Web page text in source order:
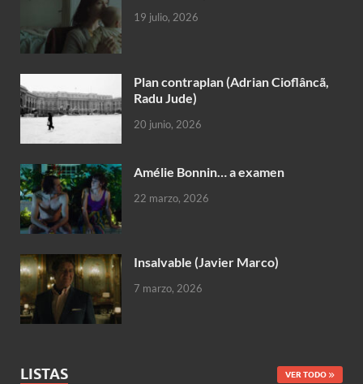
19 julio, 2026
Plan contraplan (Adrian Cioflâncã,
Radu Jude)
20 junio, 2026
Amélie Bonnin… a examen
22 marzo, 2026
Insalvable (Javier Marco)
7 marzo, 2026
LISTAS VER TODO